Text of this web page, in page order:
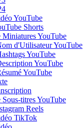
YouTube
Shorts
Miniatures YouTube
d'Utilisateur YouTube
YouTube
YouTube
YouTube
titres YouTube
Reels
TikTok